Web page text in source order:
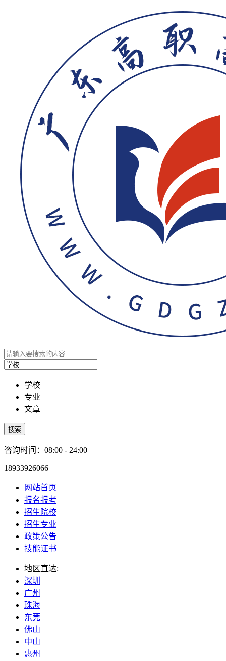
学校
专业
文章
搜索
咨询时间：08:00 - 24:00
18933926066
网站首页
报名报考
招生院校
招生专业
政策公告
技能证书
地区直达:
深圳
广州
珠海
东莞
佛山
中山
惠州